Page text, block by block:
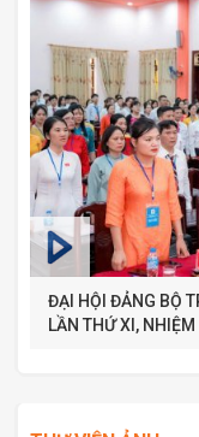
ĐẠI HỘI ĐẢNG BỘ
LẦN THỨ XI,